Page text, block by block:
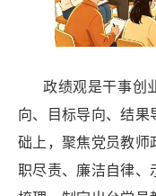
政绩观是干事创
向、目标导向、结果
础上，聚焦党员教师
职尽责、廉洁自律、